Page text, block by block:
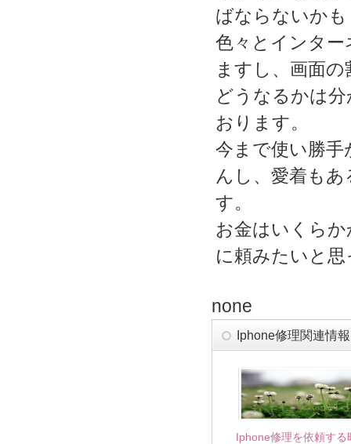
ばならないか
色々とインタ
ますし、画面
どうなるかは
おります。
今まで使い勝
んし、愛着も
す。
お金はいくら
に頼みたいと
none
Iphone修理関連情報
Iphone修理を依頼する